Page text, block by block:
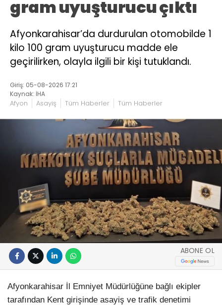
gram uyuşturucu çıktı
Afyonkarahisar’da durdurulan otomobilde 1
kilo 100 gram uyuşturucu madde ele
geçirilirken, olayla ilgili bir kişi tutuklandı.
Giriş: 05-08-2026 17:21
Kaynak: İHA
Afyon Asayiş Tüm Haberler Tüm Haberler
ABONE OL
Afyonkarahisar İl Emniyet Müdürlüğüne bağlı ekipler
tarafından Kent girişinde asayiş ve trafik denetimi